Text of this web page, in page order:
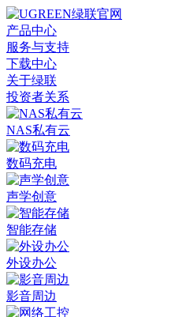
产品中心
服务与支持
下载中心
关于绿联
投资者关系
NAS私有云
数码充电
声学创意
智能存储
外设办公
影音周边